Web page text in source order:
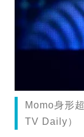
Momo身形
TV Daily）